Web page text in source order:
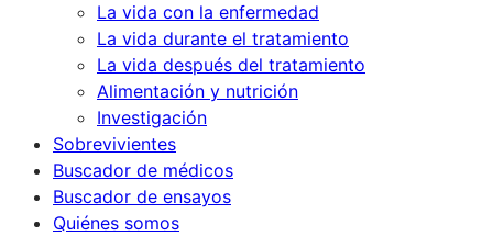
La vida con la enfermedad
La vida durante el tratamiento
La vida después del tratamiento
Alimentación y nutrición
Investigación
Sobrevivientes
Buscador de médicos
Buscador de ensayos
Quiénes somos